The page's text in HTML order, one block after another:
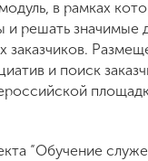
в рамках
и решать значимые
заказчиков.
и поиск
“Обучение